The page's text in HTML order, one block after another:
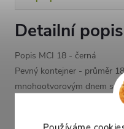
Detailní
Popis MCI 18 - černá
Pevný kontejner - průměr
mnohootvorovým dnem s
Parametry produktu